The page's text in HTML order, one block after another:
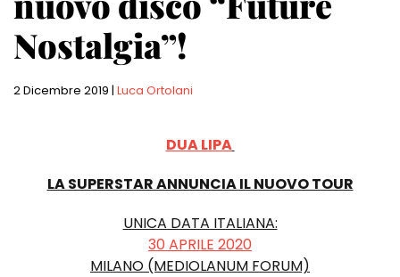
Nostalgia”!
2 Dicembre 2019 | Luca Ortolani
DUA LIPA
LA SUPERSTAR ANNUNCIA IL NUOVO TOUR
UNICA DATA ITALIANA:
30 APRILE 2020
MILANO (MEDIOLANUM FORUM)